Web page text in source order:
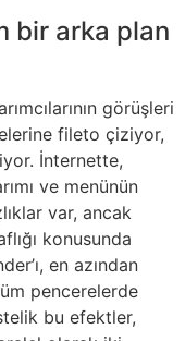
bir arka plan
görüşleri
fileto çiziyor,
İnternette,
ve menünün
var, ancak
konusunda
en azından
pencerelerde
bu efektler,